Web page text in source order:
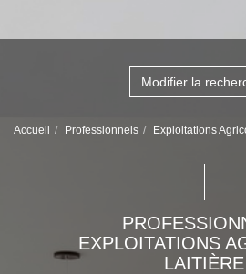
Modifier la
Accueil Professionnels Exploitations
EXPLOITATIONS
LAITIÈRE